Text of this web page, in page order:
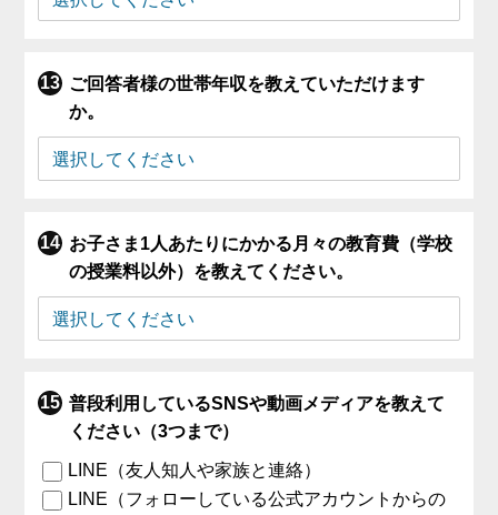
ご回答者様の世帯年収を教えていただけます
か。
お子さま1人あたりにかかる月々の教育費（学校
の授業料以外）を教えてください。
普段利用しているSNSや動画メディアを教えて
ください（3つまで）
LINE（友人知人や家族と連絡）
LINE（フォローしている公式アカウントからの